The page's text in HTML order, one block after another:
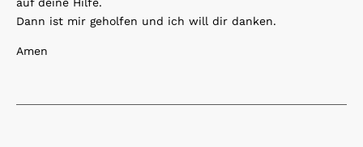
Dann ist mir geholfen und ich will dir danken.
Amen